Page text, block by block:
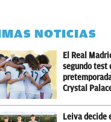
NOTICIAS
El Real
segundo test
Crystal
Leiva decide